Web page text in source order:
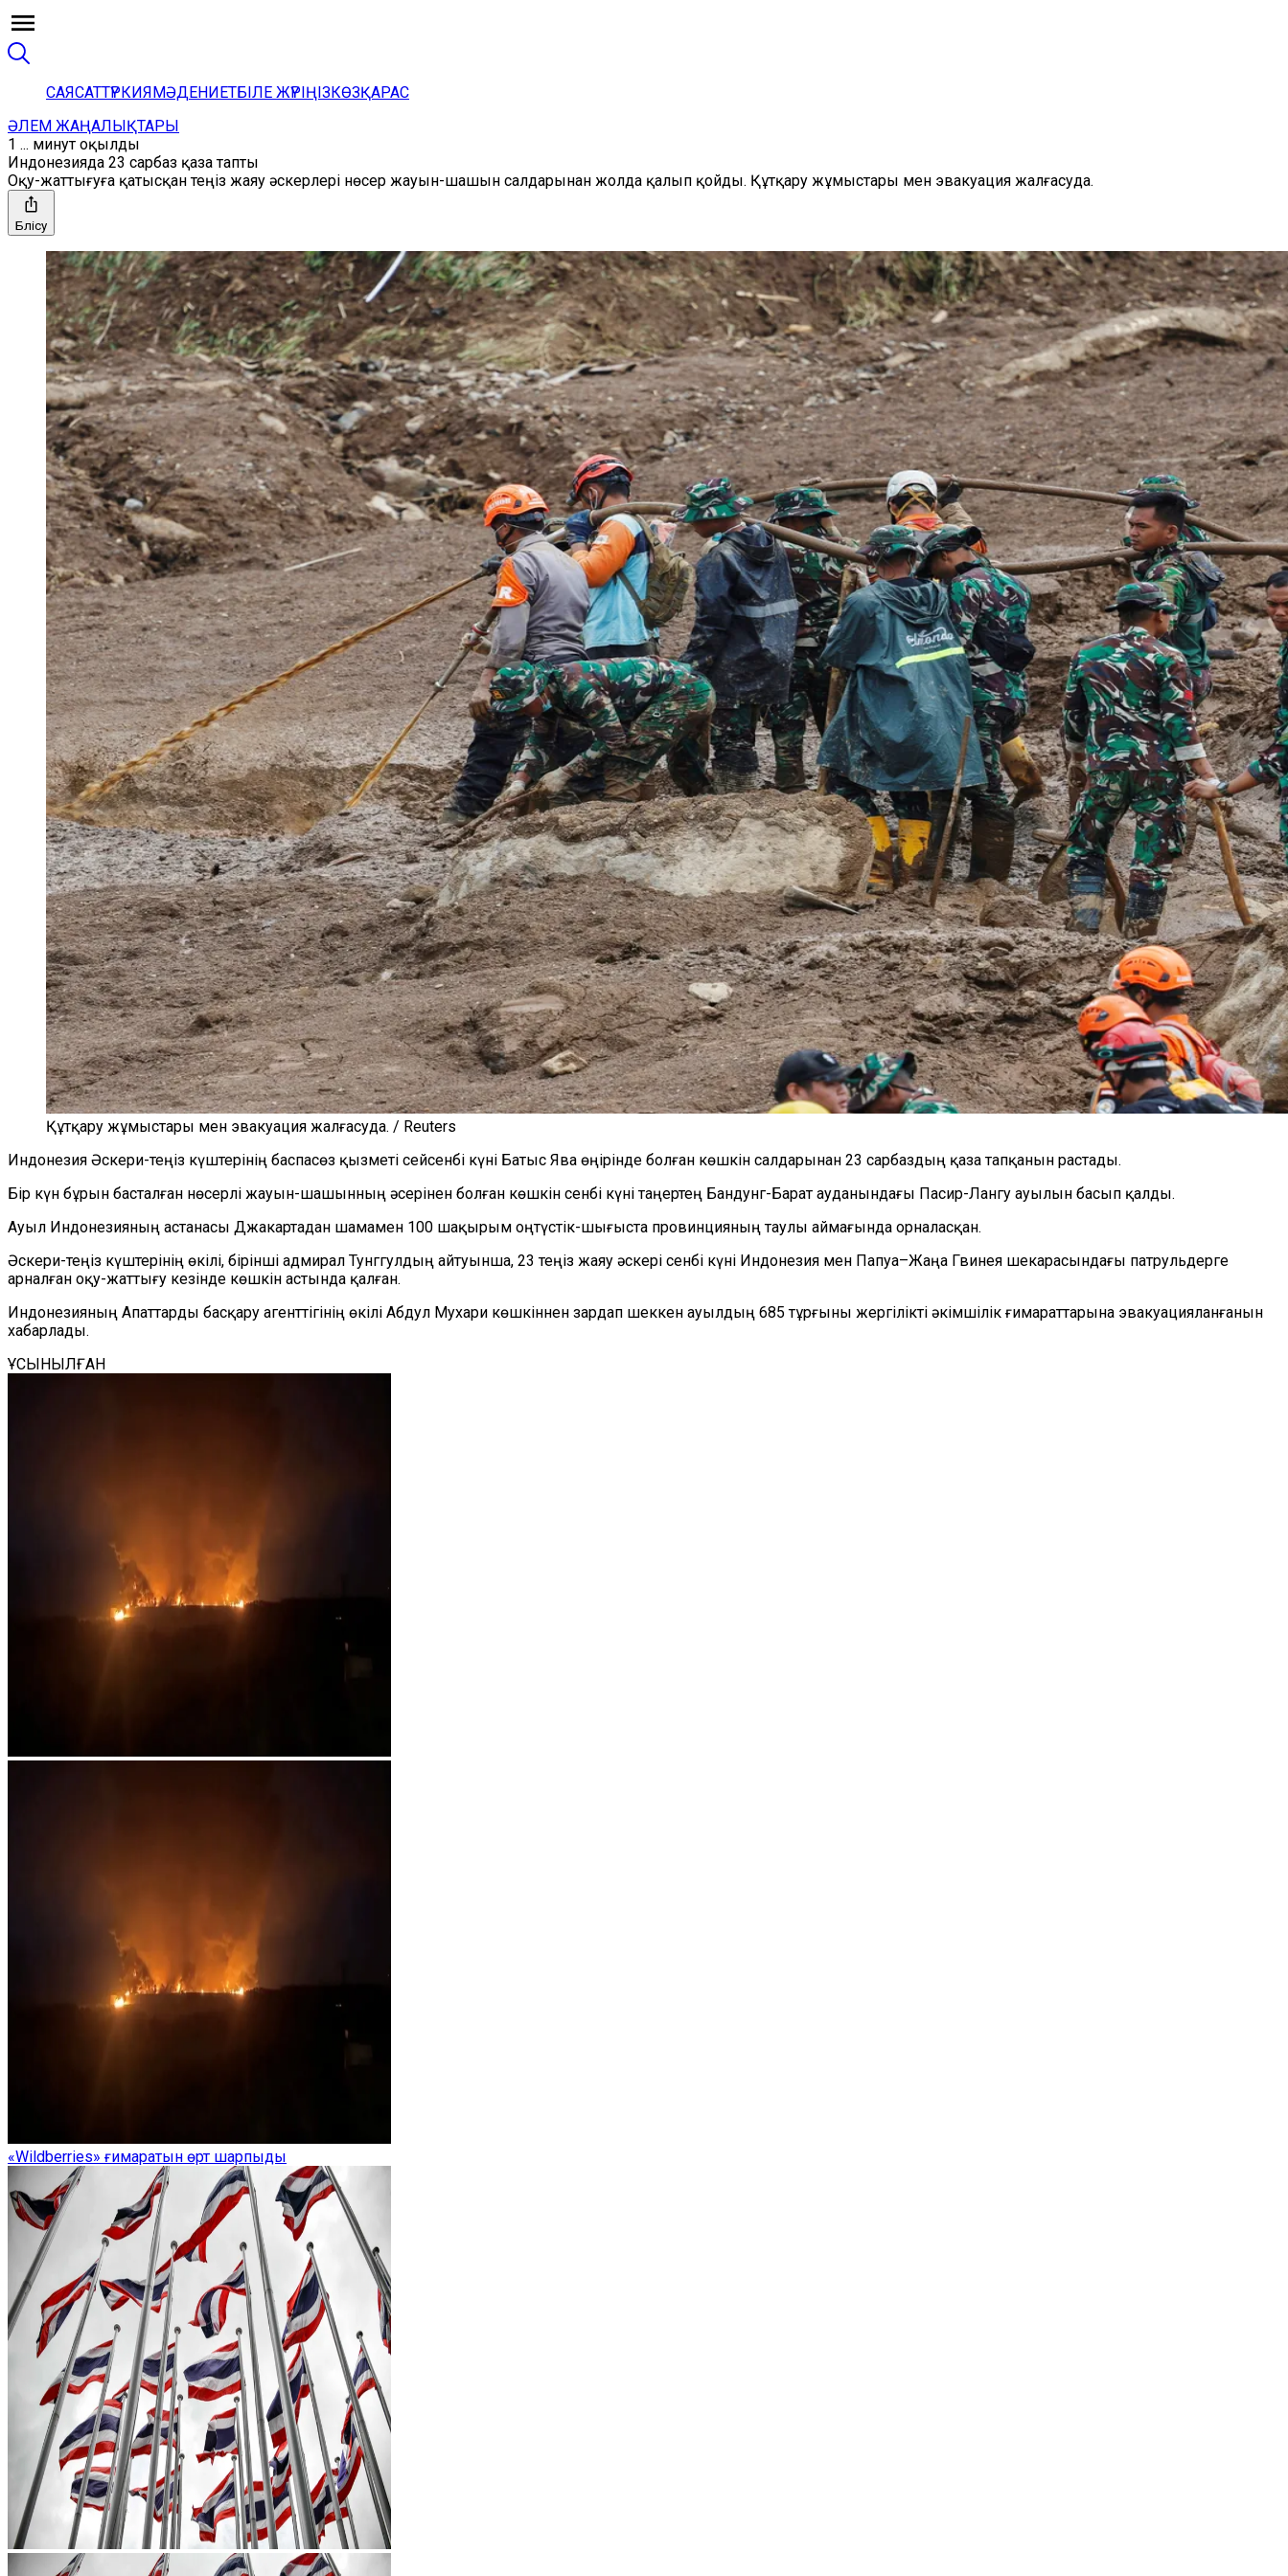
САЯСАТТҮРКИЯМӘДЕНИЕТБІЛЕ ЖҮРІҢІЗКӨЗҚАРАС
ӘЛЕМ ЖАҢАЛЫҚТАРЫ
1 ... минут оқылды
Индонезияда 23 сарбаз қаза тапты
Оқу-жаттығуға қатысқан теңіз жаяу әскерлері нөсер жауын-шашын салдарынан жолда қалып қойды. Құтқару жұмыстары мен эвакуация жалғасуда.
Бөлісу
Құтқару жұмыстары мен эвакуация жалғасуда. / Reuters
Индонезия Әскери-теңіз күштерінің баспасөз қызметі сейсенбі күні Батыс Ява өңірінде болған көшкін салдарынан 23 сарбаздың қаза тапқанын растады.
Бір күн бұрын басталған нөсерлі жауын-шашынның әсерінен болған көшкін сенбі күні таңертең Бандунг-Барат ауданындағы Пасир-Лангу ауылын басып қалды.
Ауыл Индонезияның астанасы Джакартадан шамамен 100 шақырым оңтүстік-шығыста провинцияның таулы аймағында орналасқан.
Әскери-теңіз күштерінің өкілі, бірінші адмирал Тунггулдың айтуынша, 23 теңіз жаяу әскері сенбі күні Индонезия мен Папуа–Жаңа Гвинея шекарасындағы патрульдерге
арналған оқу-жаттығу кезінде көшкін астында қалған.
Индонезияның Апаттарды басқару агенттігінің өкілі Абдул Мухари көшкіннен зардап шеккен ауылдың 685 тұрғыны жергілікті әкімшілік ғимараттарына эвакуацияланғанын
хабарлады.
ҰСЫНЫЛҒАН
«Wildberries» ғимаратын өрт шарпыды